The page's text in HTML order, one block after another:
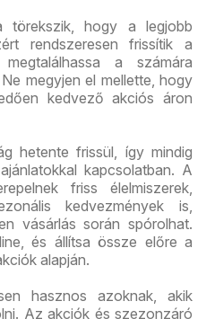
törekszik, hogy a legjobb
rendszeresen frissítik a
a számára
megyjen el mellette, hogy
kedvező akciós áron
hetente frissül, így mindig
kapcsolatban. A
friss élelmiszerek,
kedvezmények is,
vásárlás során spórolhat.
és állítsa össze előre a
alapján.
hasznos azoknak, akik
Az akciók és szezonzáró